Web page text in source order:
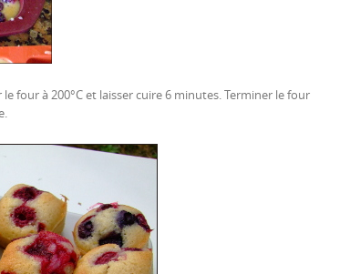
four à 200°C et laisser cuire 6 minutes. Terminer le four